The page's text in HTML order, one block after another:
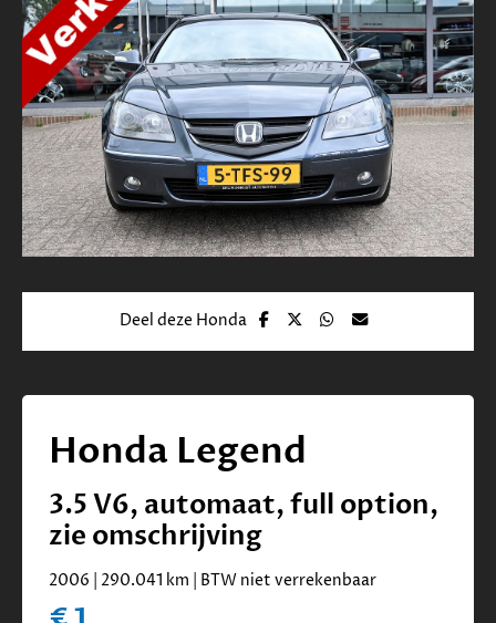
Deel deze Honda
Honda Legend
3.5 V6, automaat, full option,
zie omschrijving
2006 | 290.041 km | BTW niet verrekenbaar